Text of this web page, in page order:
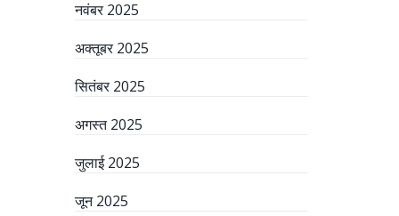
नवंबर 2025
अक्तूबर 2025
सितंबर 2025
अगस्त 2025
जुलाई 2025
जून 2025